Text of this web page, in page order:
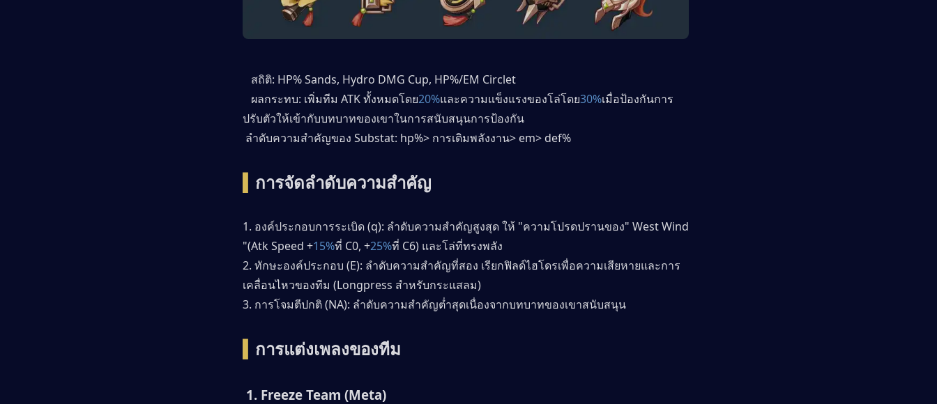
สถิติ: HP% Sands, Hydro DMG Cup, HP%/EM Circlet
ผลกระทบ: เพิ่มทีม ATK ทั้งหมดโดย20%และความแข็งแรงของโล่โดย30%เมื่อป้องกันการ
ปรับตัวให้เข้ากับบทบาทของเขาในการสนับสนุนการป้องกัน
ลำดับความสำคัญของ Substat: hp%> การเติมพลังงาน> em> def%
การจัดลำดับความสำคัญ
1. องค์ประกอบการระเบิด (q): ลำดับความสำคัญสูงสุด ให้ "ความโปรดปรานของ" West Wind
"(Atk Speed ​​+15%ที่ C0, +25%ที่ C6) และโล่ที่ทรงพลัง
2. ทักษะองค์ประกอบ (E): ลำดับความสำคัญที่สอง เรียกฟิลด์ไฮโดรเพื่อความเสียหายและการ
เคลื่อนไหวของทีม (Longpress สำหรับกระแสลม)
3. การโจมตีปกติ (NA): ลำดับความสำคัญต่ำสุดเนื่องจากบทบาทของเขาสนับสนุน
การแต่งเพลงของทีม
1. Freeze Team (Meta)